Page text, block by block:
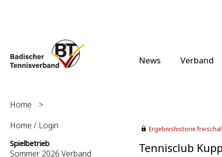
News Verband
Home
>
Home / Login
Spielbetrieb
Sommer 2026 Verband
Ergebnishistorie
Tennisclub